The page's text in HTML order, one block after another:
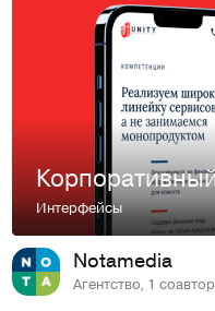
Интерфейсы
Notamedia
Агентство, 1 соавтор